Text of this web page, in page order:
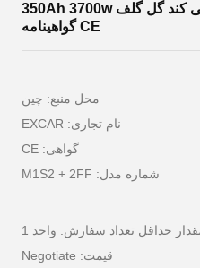
4 چرخ نوع سوخت باتری کار می کند گل گلف 350Ah 3700w
CE گواهینامه
محل منبع: چین
نام تجاری: EXCAR
گواهی: CE
شماره مدل: M1S2 + 2FF
حداقل تعداد سفارش: واحد 1
قیمت: Negotiate